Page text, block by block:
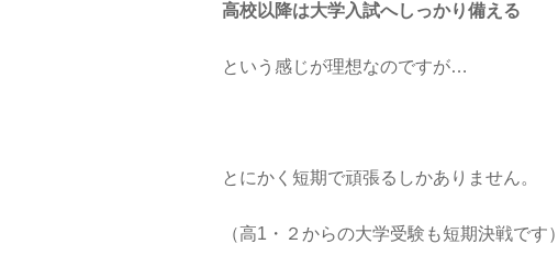
高校以降は大学入試へしっかり備える
という感じが理想なのですが…
とにかく短期で頑張るしかありません。
（高1・２からの大学受験も短期決戦です）